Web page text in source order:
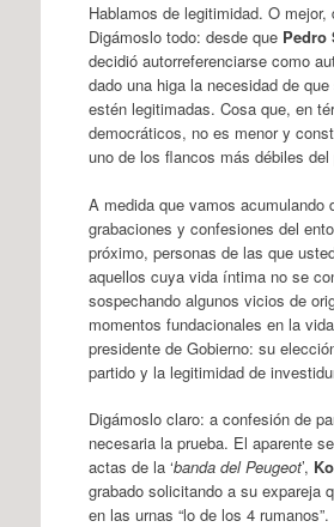
Hablamos de legitimidad. O mejor,
Digámoslo todo: desde que Pedro
decidió autorreferenciarse como
dado una higa la necesidad de
estén legitimadas. Cosa que, en
democráticos, no es menor y
uno de los flancos más débiles del
A medida que vamos acumulando
grabaciones y confesiones del
próximo, personas de las que
aquellos cuya vida íntima no se
sospechando algunos vicios de
momentos fundacionales en la
presidente de Gobierno: su
partido y la legitimidad de
Digámoslo claro: a confesión de
necesaria la prueba. El aparente
actas de la ‘banda del Peugeot’,
grabado solicitando a su expareja
en las urnas “lo de los 4 rumanos”.